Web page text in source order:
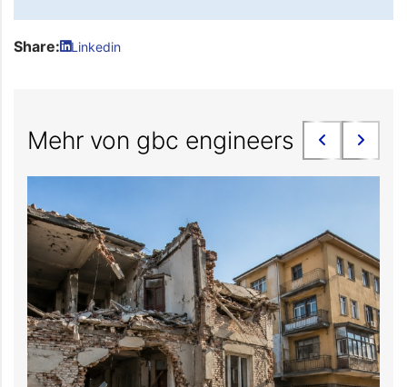
Share: Linkedin
Mehr von gbc engineers